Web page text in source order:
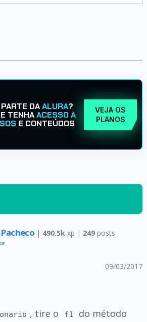
DAALURA?
TENHAACESSO A
E CONTEÚDOS
VEJA OS
PLANOS
| 490.5k xp | 249posts
09/03/2017
, tire o f1
do método